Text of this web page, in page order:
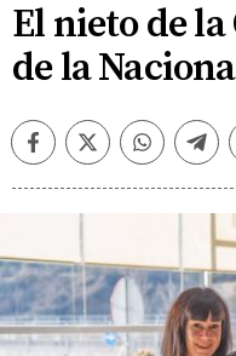
El nieto de la
de la
FacebookTwitterWhatsapp